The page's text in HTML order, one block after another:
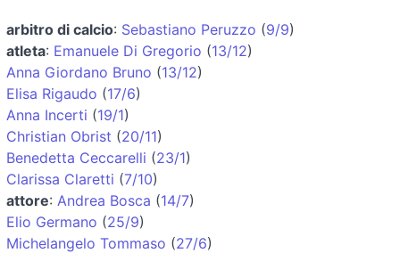
arbitro di calcio: Sebastiano Peruzzo (9/9)
atleta: Emanuele Di Gregorio (13/12)
Anna Giordano Bruno (13/12)
Elisa Rigaudo (17/6)
Anna Incerti (19/1)
Christian Obrist (20/11)
Benedetta Ceccarelli (23/1)
Clarissa Claretti (7/10)
attore: Andrea Bosca (14/7)
Elio Germano (25/9)
Michelangelo Tommaso (27/6)